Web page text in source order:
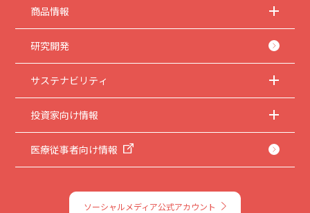
商品情報
研究開発
サステナビリティ
投資家向け情報
医療従事者向け情報
ソーシャルメディア公式アカウント